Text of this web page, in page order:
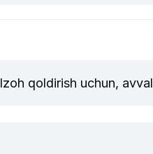
Izoh qoldirish uchun, avval